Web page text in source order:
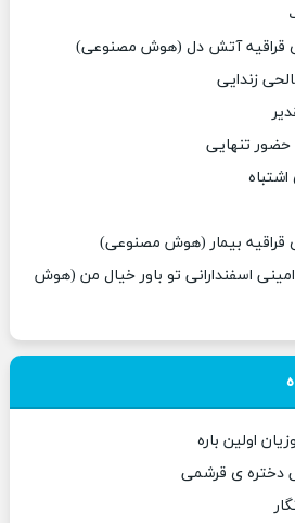
قراقیه آتش دل (هوش مصنوعی)
زندایی
تنهایی
اشتباه
قراقیه بیمار (هوش مصنوعی)
اسفندارانی تو باور خیال من (هوش
اولین باره
دختره ی قرشمی